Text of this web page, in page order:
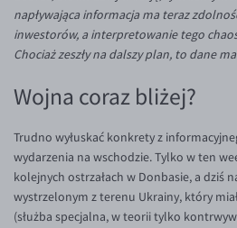
Inne pary walutowe
AUD/PLN
CAD/PLN
CNY/PLN
HKD/PLN
HUF/PLN
ILS/PLN
Aplikacja mobilna
Bezpieczeństwo
Pomoc
FAQ
Konto i opłaty
Wymiana walut
Banki i przelewy
Poradnik
KONTAKT
Dla mediów
napływająca informacja ma teraz
inwestorów, a interpretowanie tego
Chociaż zeszły na dalszy plan, to dane
Wojna coraz bliżej?
Trudno wyłuskać konkrety z
wydarzenia na wschodzie. Tylko w ten
kolejnych ostrzałach w Donbasie, a dziś
wystrzelonym z terenu Ukrainy, który
(służba specjalna, w teorii tylko